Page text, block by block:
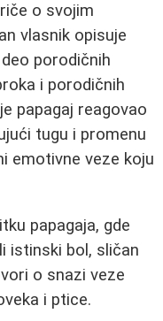
o svojim
vlasnik opisuje
porodičnih
i porodičnih
papagaj reagovao
tugu i promenu
emotivne veze koju
papagaja, gde
istinski bol, sličan
o snazi veze
i ptice.